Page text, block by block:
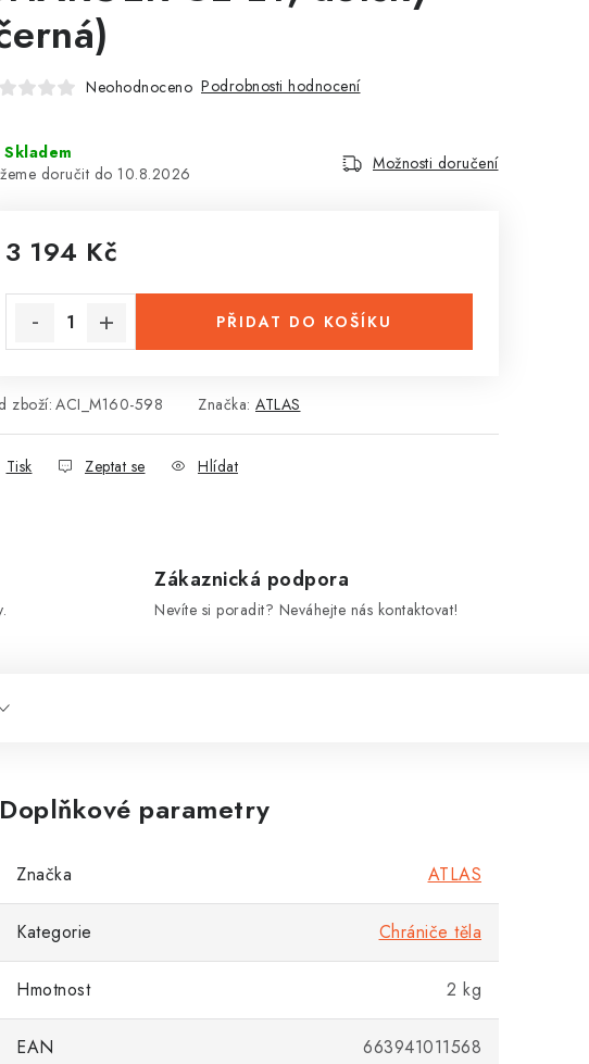
Neohodnoceno Podrobnosti hodnocení
Skladem
10.8.2026
Možnosti doručení
3 194 Kč
PŘIDAT DO KOŠÍKU
zboží:ACI_M160-598 Značka: ATLAS
Tisk Zeptat se Hlídat
Zákaznická podpora
Nevíte si poradit? Neváhejte nás kontaktovat!
Doplňkové parametry
Značka ATLAS
Kategorie Chrániče těla
Hmotnost 2 kg
EAN 663941011568